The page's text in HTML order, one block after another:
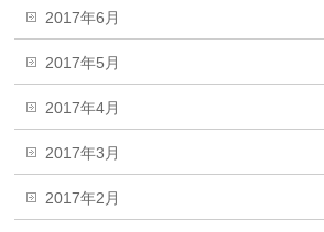
2017年6月
2017年5月
2017年4月
2017年3月
2017年2月